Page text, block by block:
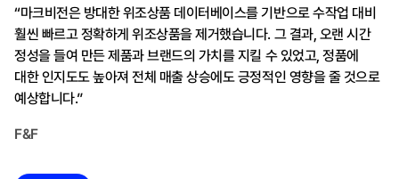
“마크비전은 방대한 위조상품 데이터베이스를 기반으로 수작업 대비
훨씬 빠르고 정확하게 위조상품을 제거했습니다. 그 결과, 오랜 시간
정성을 들여 만든 제품과 브랜드의 가치를 지킬 수 있었고, 정품에
대한 인지도도 높아져 전체 매출 상승에도 긍정적인 영향을 줄 것으로
예상합니다.”
F&F